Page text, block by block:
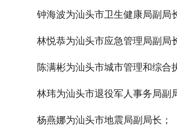
钟海波为汕头市卫生健康局副局
林悦恭为汕头市应急管理局副局
陈满彬为汕头市城市管理和综合
林玮为汕头市退役军人事务局副
杨燕娜为汕头市地震局副局长；